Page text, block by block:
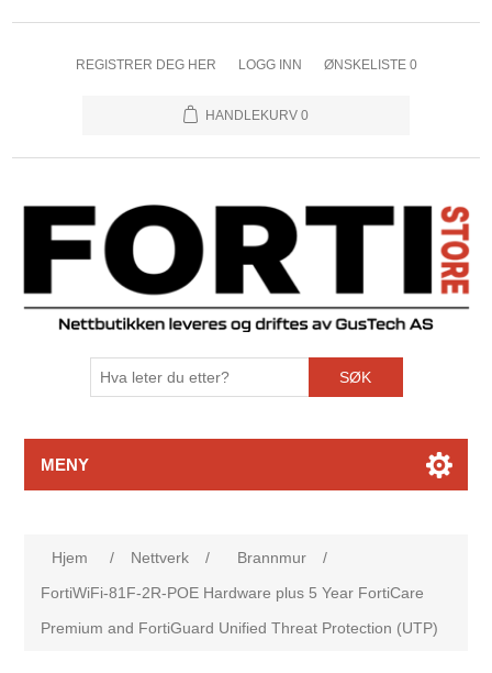
REGISTRER DEG HER LOGG INN ØNSKELISTE 0
HANDLEKURV 0
SØK
MENY
Hjem / Nettverk / Brannmur
/
FortiWiFi-81F-2R-POE Hardware plus 5 Year FortiCare
Premium and FortiGuard Unified Threat Protection (UTP)